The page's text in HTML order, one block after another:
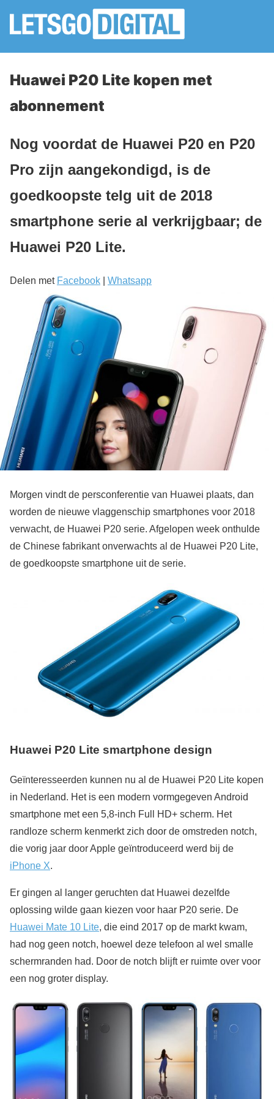
Huawei P20 Lite kopen met
abonnement
Nog voordat de Huawei P20 en P20
Pro zijn aangekondigd, is de
goedkoopste telg uit de 2018
smartphone serie al verkrijgbaar; de
Huawei P20 Lite.
Delen met Facebook Whatsapp
Morgen vindt de persconferentie van Huawei plaats, dan
worden de nieuwe vlaggenschip smartphones voor 2018
verwacht, de Huawei P20 serie. Afgelopen week onthulde
de Chinese fabrikant onverwachts al de Huawei P20 Lite,
de goedkoopste smartphone uit de serie.
Huawei P20 Lite smartphone design
Geïnteresseerden kunnen nu al de Huawei P20 Lite kopen
in Nederland. Het is een modern vormgegeven Android
smartphone met een 5,8-inch Full HD+ scherm. Het
randloze scherm kenmerkt zich door de omstreden notch,
die vorig jaar door Apple geïntroduceerd werd bij de
iPhone X.
Er gingen al langer geruchten dat Huawei dezelfde
oplossing wilde gaan kiezen voor haar P20 serie. De
Huawei Mate 10 Lite, die eind 2017 op de markt kwam,
had nog geen notch, hoewel deze telefoon al wel smalle
schermranden had. Door de notch blijft er ruimte over voor
een nog groter display.